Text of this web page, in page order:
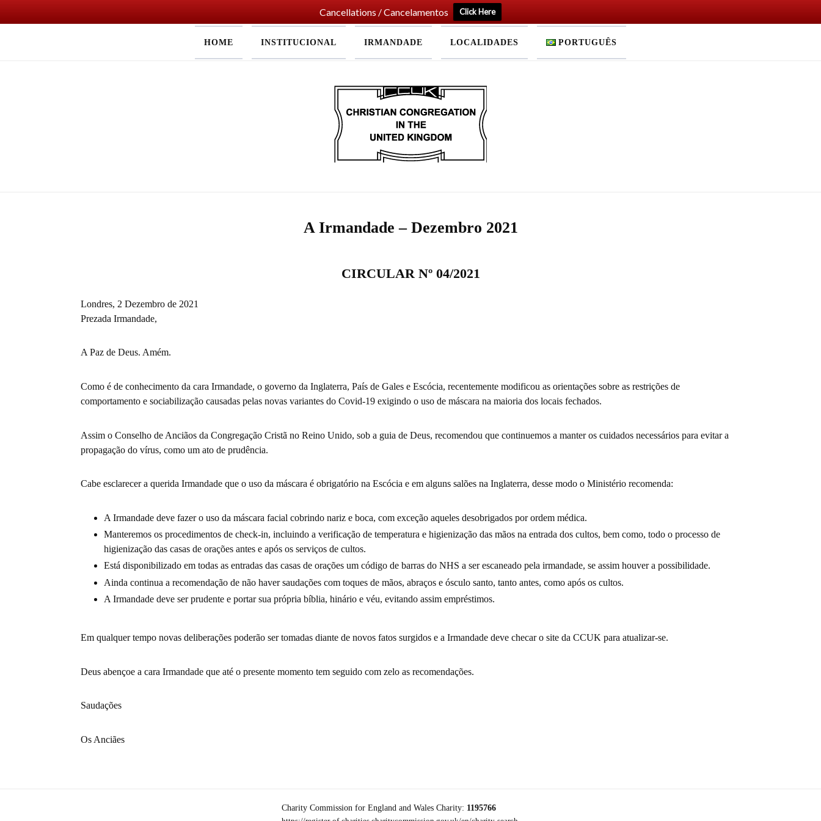
Cancellations / Cancelamentos Click Here
HOME INSTITUCIONAL IRMANDADE LOCALIDADES PORTUGUÊS
Home
A Irmandade – Dezembro 2021
CIRCULAR Nº 04/2021
Londres, 2 Dezembro de 2021
Prezada Irmandade,
A Paz de Deus. Amém.
Como é de conhecimento da cara Irmandade, o governo da Inglaterra, País de Gales e Escócia, recentemente modificou as orientações sobre as restrições de
comportamento e sociabilização causadas pelas novas variantes do Covid-19 exigindo o uso de máscara na maioria dos locais fechados.
Assim o Conselho de Anciãos da Congregação Cristã no Reino Unido, sob a guia de Deus, recomendou que continuemos a manter os cuidados necessários para evitar a
propagação do vírus, como um ato de prudência.
Cabe esclarecer a querida Irmandade que o uso da máscara é obrigatório na Escócia e em alguns salões na Inglaterra, desse modo o Ministério recomenda:
A Irmandade deve fazer o uso da máscara facial cobrindo nariz e boca, com exceção aqueles desobrigados por ordem médica.
Manteremos os procedimentos de check-in, incluindo a verificação de temperatura e higienização das mãos na entrada dos cultos, bem como, todo o processo de
higienização das casas de orações antes e após os serviços de cultos.
Está disponibilizado em todas as entradas das casas de orações um código de barras do NHS a ser escaneado pela irmandade, se assim houver a possibilidade.
Ainda continua a recomendação de não haver saudações com toques de mãos, abraços e ósculo santo, tanto antes, como após os cultos.
A Irmandade deve ser prudente e portar sua própria bíblia, hinário e véu, evitando assim empréstimos.
Em qualquer tempo novas deliberações poderão ser tomadas diante de novos fatos surgidos e a Irmandade deve checar o site da CCUK para atualizar-se.
Deus abençoe a cara Irmandade que até o presente momento tem seguido com zelo as recomendações.
Saudações
Os Anciães
Charity Commission for England and Wales Charity: 1195766